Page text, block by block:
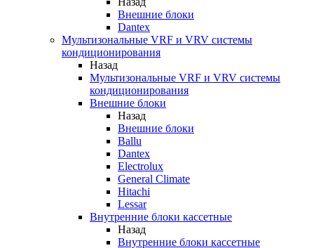
Внешние блоки
Dantex
Мультизональные VRF и VRV системы
кондиционирования
Назад
Мультизональные VRF и VRV системы
кондиционирования
Внешние блоки
Назад
Внешние блоки
Ballu
Dantex
Electrolux
General Climate
Hitachi
Lessar
Внутренние блоки кассетные
Назад
Внутренние блоки кассетные